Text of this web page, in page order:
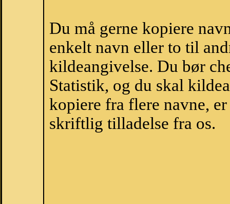
Du må gerne kopiere
enkelt navn eller to til
kildeangivelse. Du bør
Statistik, og du skal
kopiere fra flere navne,
skriftlig tilladelse fra os.